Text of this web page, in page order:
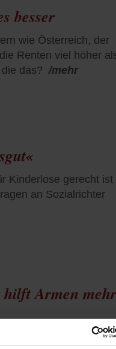
besser
wie Österreich, der
Renten viel höher
das? /mehr
Kinderlose gerecht ist
an Sozialrichter
hilft Armen